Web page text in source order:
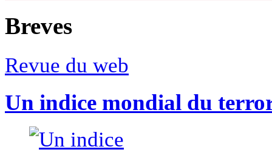
Breves
Revue du web
Un indice mondial du